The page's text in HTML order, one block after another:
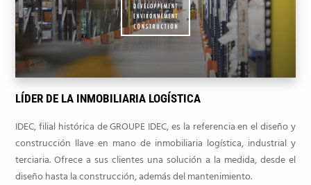
LÍDER DE LA INMOBILIARIA LOGÍSTICA
IDEC, filial histórica de GROUPE IDEC, es la referencia en el diseño y
construcción llave en mano de inmobiliaria logística, industrial y
terciaria. Ofrece a sus clientes una solución a la medida, desde el
diseño hasta la construcción, además del mantenimiento.